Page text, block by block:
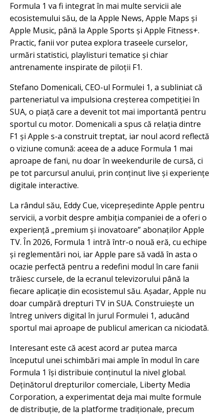
Formula 1 va fi integrat în mai multe servicii ale
ecosistemului său, de la Apple News, Apple Maps și
Apple Music, până la Apple Sports și Apple Fitness+.
Practic, fanii vor putea explora traseele curselor,
urmări statistici, playlisturi tematice și chiar
antrenamente inspirate de piloții F1.
Stefano Domenicali, CEO-ul Formulei 1, a subliniat că
parteneriatul va impulsiona creșterea competiției în
SUA, o piață care a devenit tot mai importantă pentru
sportul cu motor. Domenicali a spus că relația dintre
F1 și Apple s-a construit treptat, iar noul acord reflectă
o viziune comună: aceea de a aduce Formula 1 mai
aproape de fani, nu doar în weekendurile de cursă, ci
pe tot parcursul anului, prin conținut live și experiențe
digitale interactive.
La rândul său, Eddy Cue, vicepreședinte Apple pentru
servicii, a vorbit despre ambiția companiei de a oferi o
experiență „premium și inovatoare” abonaților Apple
TV. În 2026, Formula 1 intră într-o nouă eră, cu echipe
și reglementări noi, iar Apple pare să vadă în asta o
ocazie perfectă pentru a redefini modul în care fanii
trăiesc cursele, de la ecranul televizorului până la
fiecare aplicație din ecosistemul său. Așadar, Apple nu
doar cumpără drepturi TV in SUA. Construiește un
întreg univers digital în jurul Formulei 1, aducând
sportul mai aproape de publicul american ca niciodată.
Interesant este că acest acord ar putea marca
începutul unei schimbări mai ample în modul în care
Formula 1 își distribuie conținutul la nivel global.
Deținătorul drepturilor comerciale, Liberty Media
Corporation, a experimentat deja mai multe formule
de distribuție, de la platforme tradiționale, precum